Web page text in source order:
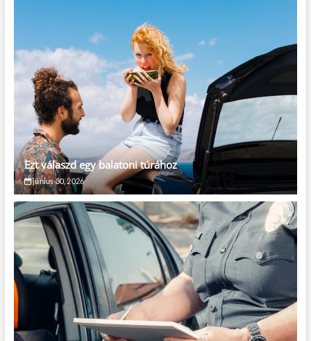
Ezt válaszd egy balatoni túrához
június 30, 2026